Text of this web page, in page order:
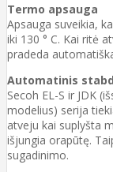
Termo apsauga
Apsauga suveikia,
iki 130 ° C. Kai ritė
pradeda
Automatinis
Secoh EL-S ir JDK
modelius) serija
atveju kai suplyšta
išjungia orapūtę.
sugadinimo.